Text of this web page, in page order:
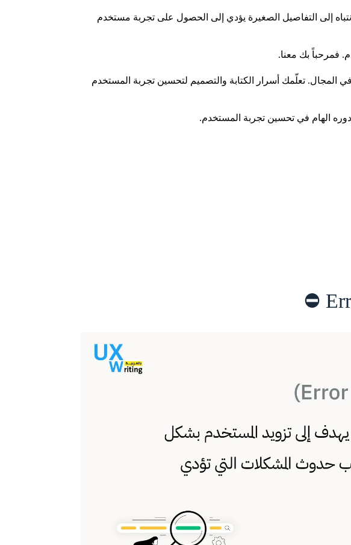
إلى التفاصيل الصغيرة يؤدي إلى الحصول على تجربة مستخدم
فمرحباً بك معنا.
المجال. تعلّمك أسرار الكتابة والتصميم لتحسين تجربة المستخدم